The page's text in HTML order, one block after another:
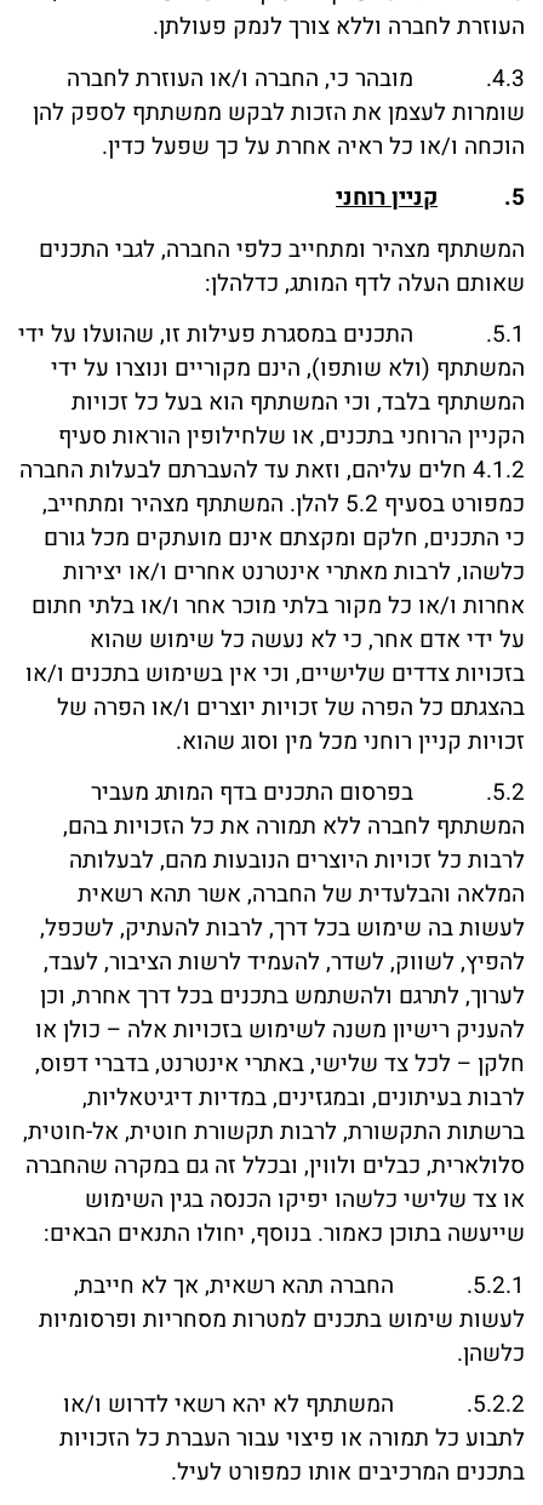
העוזרת לחברה וללא צורך לנמק פעולתן.
4.3. מובהר כי, החברה ו/או העוזרת לחברה
שומרות לעצמן את הזכות לבקש ממשתתף לספק להן
הוכחה ו/או כל ראיה אחרת על כך שפעל כדין.
5.
קניין רוחני
המשתתף מצהיר ומתחייב כלפי החברה, לגבי התכנים
שאותם העלה לדף המותג, כדלהלן:
5.1. התכנים במסגרת פעילות זו, שהועלו על ידי
המשתתף (ולא שותפו), הינם מקוריים ונוצרו על ידי
המשתתף בלבד, וכי המשתתף הוא בעל כל זכויות
הקניין הרוחני בתכנים, או שלחילופין הוראות סעיף
4.1.2 חלים עליהם, וזאת עד להעברתם לבעלות החברה
כמפורט בסעיף 5.2 להלן. המשתתף מצהיר ומתחייב,
כי התכנים, חלקם ומקצתם אינם מועתקים מכל גורם
כלשהו, לרבות מאתרי אינטרנט אחרים ו/או יצירות
אחרות ו/או כל מקור בלתי מוכר אחר ו/או בלתי חתום
על ידי אדם אחר, כי לא נעשה כל שימוש שהוא
בזכויות צדדים שלישיים, וכי אין בשימוש בתכנים ו/או
בהצגתם כל הפרה של זכויות יוצרים ו/או הפרה של
זכויות קניין רוחני מכל מין וסוג שהוא.
5.2. בפרסום התכנים בדף המותג מעביר
המשתתף לחברה ללא תמורה את כל הזכויות בהם,
לרבות כל זכויות היוצרים הנובעות מהם, לבעלותה
המלאה והבלעדית של החברה, אשר תהא רשאית
לעשות בה שימוש בכל דרך, לרבות להעתיק, לשכפל,
להפיץ, לשווק, לשדר, להעמיד לרשות הציבור, לעבד,
לערוך, לתרגם ולהשתמש בתכנים בכל דרך אחרת, וכן
להעניק רישיון משנה לשימוש בזכויות אלה – כולן או
חלקן – לכל צד שלישי, באתרי אינטרנט, בדברי דפוס,
לרבות בעיתונים, ובמגזינים, במדיות דיגיטאליות,
ברשתות התקשורת, לרבות תקשורת חוטית, אל-חוטית,
סלולארית, כבלים ולווין, ובכלל זה גם במקרה שהחברה
או צד שלישי כלשהו יפיקו הכנסה בגין השימוש
שייעשה בתוכן כאמור. בנוסף, יחולו התנאים הבאים:
5.2.1. החברה תהא רשאית, אך לא חייבת,
לעשות שימוש בתכנים למטרות מסחריות ופרסומיות
כלשהן.
5.2.2. המשתתף לא יהא רשאי לדרוש ו/או
לתבוע כל תמורה או פיצוי עבור העברת כל הזכויות
בתכנים המרכיבים אותו כמפורט לעיל.